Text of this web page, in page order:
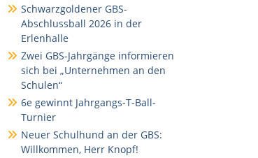
Schwarzgoldener GBS-
Abschlussball 2026 in der
Erlenhalle
Zwei GBS-Jahrgänge informieren
sich bei „Unternehmen an den
Schulen“
6e gewinnt Jahrgangs-T-Ball-
Turnier
Neuer Schulhund an der GBS:
Willkommen, Herr Knopf!